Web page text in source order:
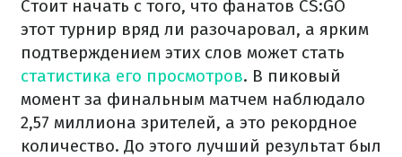
Стоит начать с того, что фанатов CS:GO
этот турнир вряд ли разочаровал, а ярким
подтверждением этих слов может стать
статистика его просмотров. В пиковый
момент за финальным матчем наблюдало
2,57 миллиона зрителей, а это рекордное
количество. До этого лучший результат был